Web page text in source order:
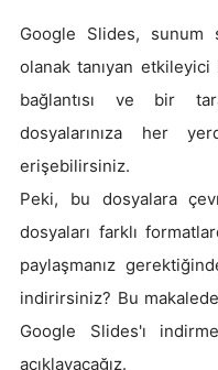
Google Slides, sunum
olanak tanıyan
bağlantısı ve bir
dosyalarınıza her
erişebilirsiniz.
Peki, bu dosyalara
dosyaları farklı
paylaşmanız
indirirsiniz? Bu
Google Slides'ı
açıklayacağız.